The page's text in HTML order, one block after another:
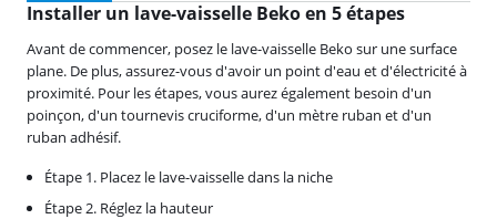
Installer un lave-vaisselle Beko en 5 étapes
Avant de commencer, posez le lave-vaisselle Beko sur une surface
plane. De plus, assurez-vous d'avoir un point d'eau et d'électricité à
proximité. Pour les étapes, vous aurez également besoin d'un
poinçon, d'un tournevis cruciforme, d'un mètre ruban et d'un
ruban adhésif.
Étape 1. Placez le lave-vaisselle dans la niche
Étape 2. Réglez la hauteur